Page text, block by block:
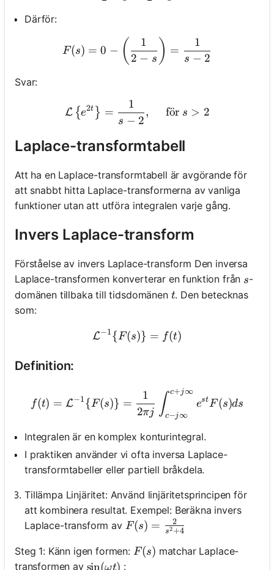
Därför:
F(s)=0-\left(\frac{1}{2-
F(s) = 0 − ( 2 − s
1 ) =
s − 2
1
Svar:
\mathcal{L}\left\{e^{2
L {e2t } =
s − 2
1
, fo
¨r s > 2
Laplace-transformtabell
Att ha en Laplace-transformtabell är avgörande för
att snabbt hitta Laplace-transformerna av vanliga
funktioner utan att utföra integralen varje gång.
Invers Laplace-transform
Förståelse av invers Laplace-transform Den inversa
Laplace-transformen konverterar en funktion från s
s-
domänen tillbaka till tidsdomänen t
t. Den betecknas
som:
\mathcal{L}^{-
L−1{F(s)} = f(t)
Definition:
f(t)=\mathcal{L}^{-
f(t) = L−1{F(s)} =
2πj
1 ∫c−j∞
c+j∞
estF (s)ds
Integralen är en komplex konturintegral.
I praktiken använder vi ofta inversa Laplace-
transformtabeller eller partiell bråkdela.
Tillämpa Linjäritet: Använd linjäritetsprincipen för
att kombinera resultat. Exempel: Beräkna invers
Laplace-transform av F(s)=\frac{2}{s^2+4}
F(s) = s2 +4
2
Steg 1: Känn igen formen: F(s)
F(s) matchar Laplace-
transformen av \sin (\omega t)
sin(ωt) :